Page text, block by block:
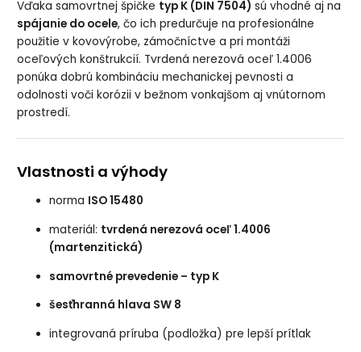
Vďaka samovrtnej špičke typ K (DIN 7504) sú vhodné aj na
spájanie do ocele, čo ich predurčuje na profesionálne
použitie v kovovýrobe, zámočníctve a pri montáži
oceľových konštrukcií. Tvrdená nerezová oceľ 1.4006
ponúka dobrú kombináciu mechanickej pevnosti a
odolnosti voči korózii v bežnom vonkajšom aj vnútornom
prostredí.
Vlastnosti a výhody
norma ISO 15480
materiál: tvrdená nerezová oceľ 1.4006
(martenzitická)
samovrtné prevedenie – typ K
šesťhranná hlava SW 8
integrovaná príruba (podložka) pre lepší prítlak